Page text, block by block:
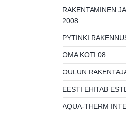
RAKENTAMINEN
2008
PYTINKI
OMA KOTI 08
OULUN
EESTI EHITAB
AQUA-THERM